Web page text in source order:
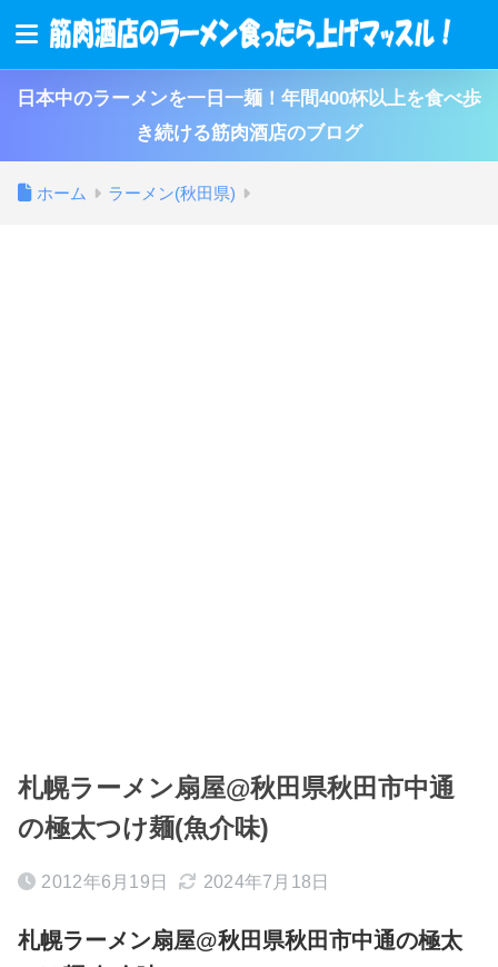
日本中のラーメンを一日一麺！年間400杯以上を食べ歩
き続ける筋肉酒店のブログ
ホーム ラーメン(秋田県)
札幌ラーメン扇屋@秋田県秋田市中通
の極太つけ麺(魚介味)
2012年6月19日 2024年7月18日
札幌ラーメン扇屋@秋田県秋田市中通の極太